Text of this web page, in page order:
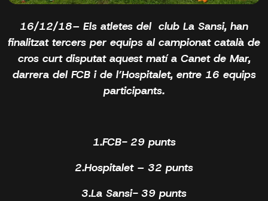
16/12/18– Els atletes del club La Sansi, han
finalitzat tercers per equips al campionat català de
cros curt disputat aquest matí a Canet de Mar,
darrera del FCB i de l’Hospitalet, entre 16 equips
participants.
1.FCB- 29 punts
2.Hospitalet – 32 punts
3.La Sansi- 39 punts